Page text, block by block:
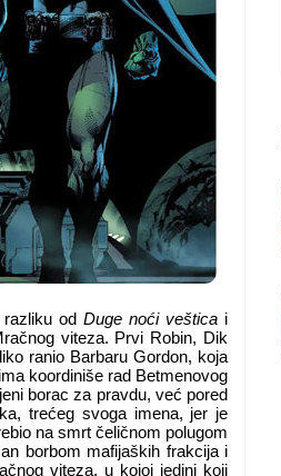
razliku odDuge noći veštica i
viteza. Prvi Robin, Dik
ranio Barbaru Gordon, koja
koordiniše rad Betmenovog
borac za pravdu, već pored
trećeg svoga imena, jer je
na smrt čeličnom polugom
borbom mafijaških frakcija i
viteza, u kojoj jedini koji